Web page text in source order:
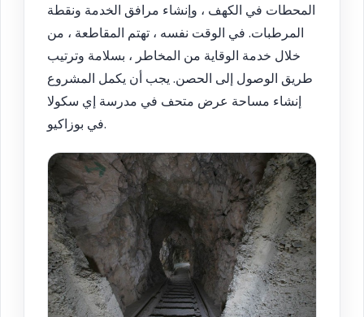
المحطات في الكهف ، وإنشاء مرافق الخدمة ونقطة
المرطبات. في الوقت نفسه ، تهتم المقاطعة ، من
خلال خدمة الوقاية من المخاطر ، بسلامة وترتيب
طريق الوصول إلى الحصن. يجب أن يكمل المشروع
إنشاء مساحة عرض متحف في مدرسة إي سكولا
في بوزاكيو.